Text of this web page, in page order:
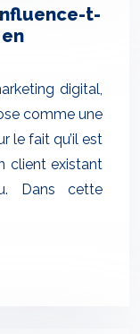
t-
digital,
comme une
le fait qu’il est
client existant
Dans cette